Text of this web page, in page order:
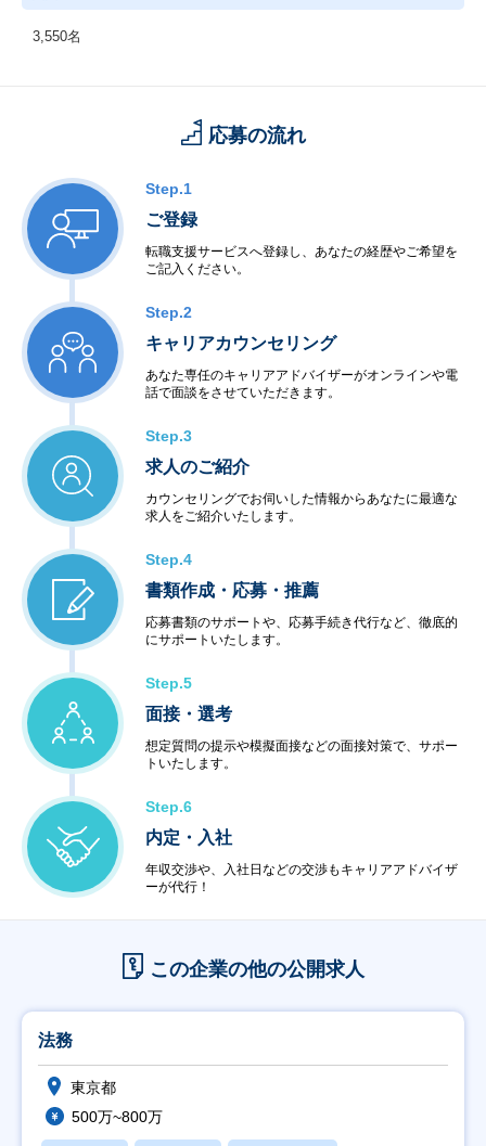
3,550名
応募の流れ
Step.1
ご登録
転職支援サービスへ登録し、あなたの経歴やご希望を
ご記入ください。
Step.2
キャリアカウンセリング
あなた専任のキャリアアドバイザーがオンラインや電
話で面談をさせていただきます。
Step.3
求人のご紹介
カウンセリングでお伺いした情報からあなたに最適な
求人をご紹介いたします。
Step.4
書類作成・応募・推薦
応募書類のサポートや、応募手続き代行など、徹底的
にサポートいたします。
Step.5
面接・選考
想定質問の提示や模擬面接などの面接対策で、サポー
トいたします。
Step.6
内定・入社
年収交渉や、入社日などの交渉もキャリアアドバイザ
ーが代行！
この企業の他の公開求人
法務
東京都
500万~800万